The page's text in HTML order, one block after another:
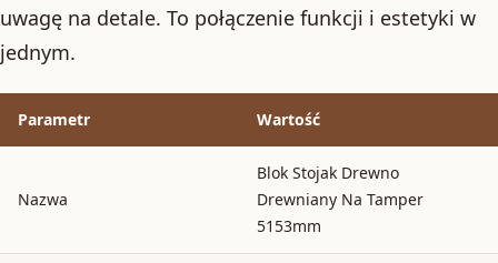
uwagę na detale. To połączenie funkcji i estetyki w
jednym.
Parametr Wartość
Nazwa
Blok Stojak Drewno
Drewniany Na Tamper
5153mm